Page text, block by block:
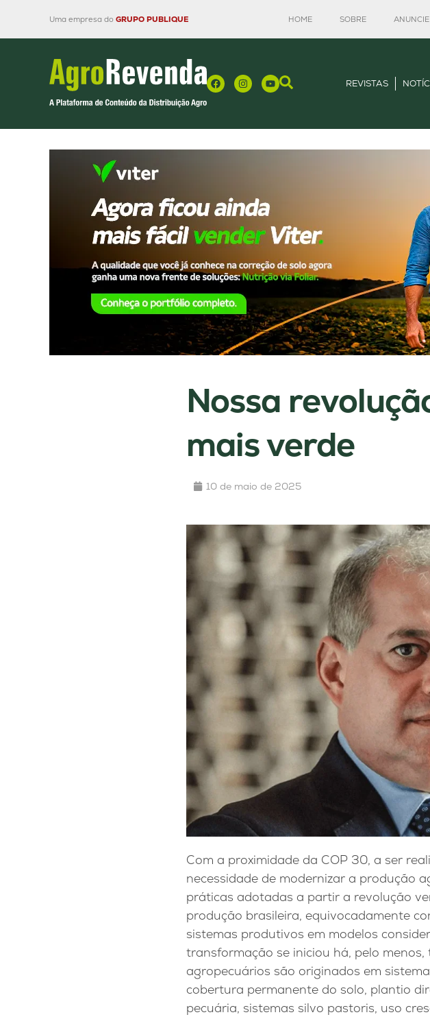
Uma empresa do GRUPO PUBLIQUE HOME SOBRE ANUNCIE
REVISTAS
Nossa
mais verde
10 de maio de 2025
Com a proximidade da COP 30, a ser
necessidade de modernizar a produção
práticas adotadas a partir a revolução
produção brasileira, equivocadamente
sistemas produtivos em modelos
transformação se iniciou há, pelo
agropecuários são originados em
cobertura permanente do solo, plantio
pecuária, sistemas silvo pastoris, uso